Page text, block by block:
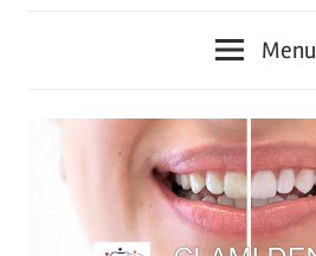
Stomatologică
Clami
Dent
Parodontologie,
Tratamentul
Cariilor,
Endodonție
,Implant
Menu